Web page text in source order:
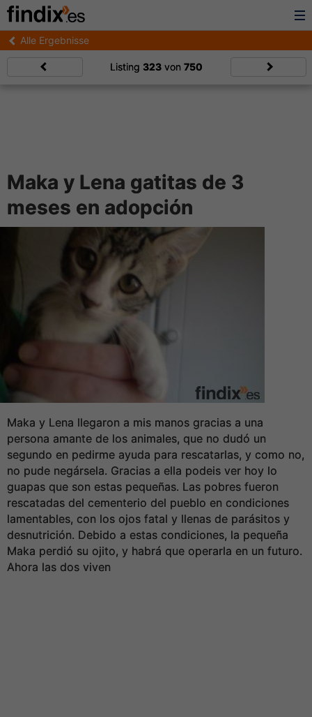
Alle Ergebnisse
Listing 323von 750
Maka y Lena gatitas de 3
meses en adopción
Maka y Lena llegaron a mis manos gracias a una
persona amante de los animales, que no dudó un
segundo en pedirme ayuda para rescatarlas, y como no,
no pude negársela. Gracias a ella podeis ver hoy lo
guapas que son estas pequeñas. Las pobres fueron
rescatadas del cementerio del pueblo en condiciones
lamentables, con los ojos fatal y llenas de parásitos y
desnutrición. Debido a estas condiciones, la pequeña
Maka perdió su ojito, y habrá que operarla en un futuro.
Ahora las dos viven